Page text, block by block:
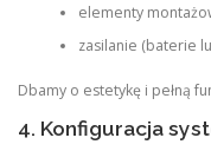
elementy
zasilanie (baterie
Dbamy o estetykę i pełną
4. Konfiguracja